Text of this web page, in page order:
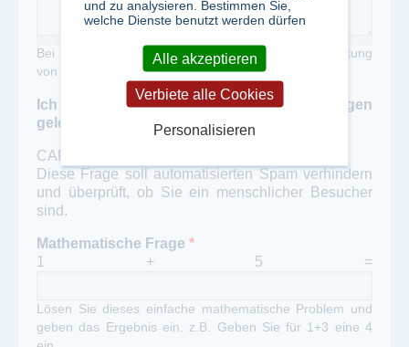
Bei Zweckentfremdung unseres Portals zur Verbreitung
von Werbung erheben wir eine Gebühr von 50,- €
Ich habe die Datenschutzbestimmungen
gelesen und akzeptiert
CAPTCHA
Diese Frage soll automatisierten Spam verhindern
und überprüft, ob Sie ein menschlicher Besucher
sind.
Mathematische Frage *
1 + 5 =
Lösen Sie dieses einfache mathematische Problem und
geben das Ergebnis ein. z.B. Geben Sie für 1+3 eine 4
und zu analysieren. Bestimmen Sie,
welche Dienste benutzt werden dürfen
Alle akzeptieren
Verbiete alle Cookies
Personalisieren